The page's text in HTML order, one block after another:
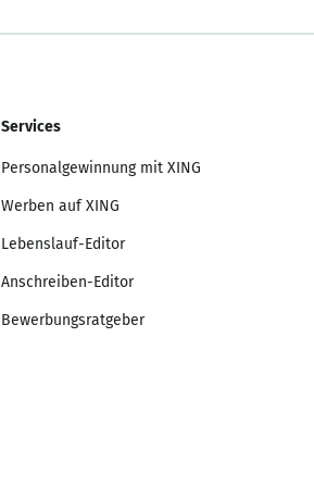
Services
Personalgewinnung mit XING
Werben auf XING
Lebenslauf-Editor
Anschreiben-Editor
Bewerbungsratgeber